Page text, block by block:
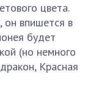
цвета.
он впишется в
будет
(но немного
Красная